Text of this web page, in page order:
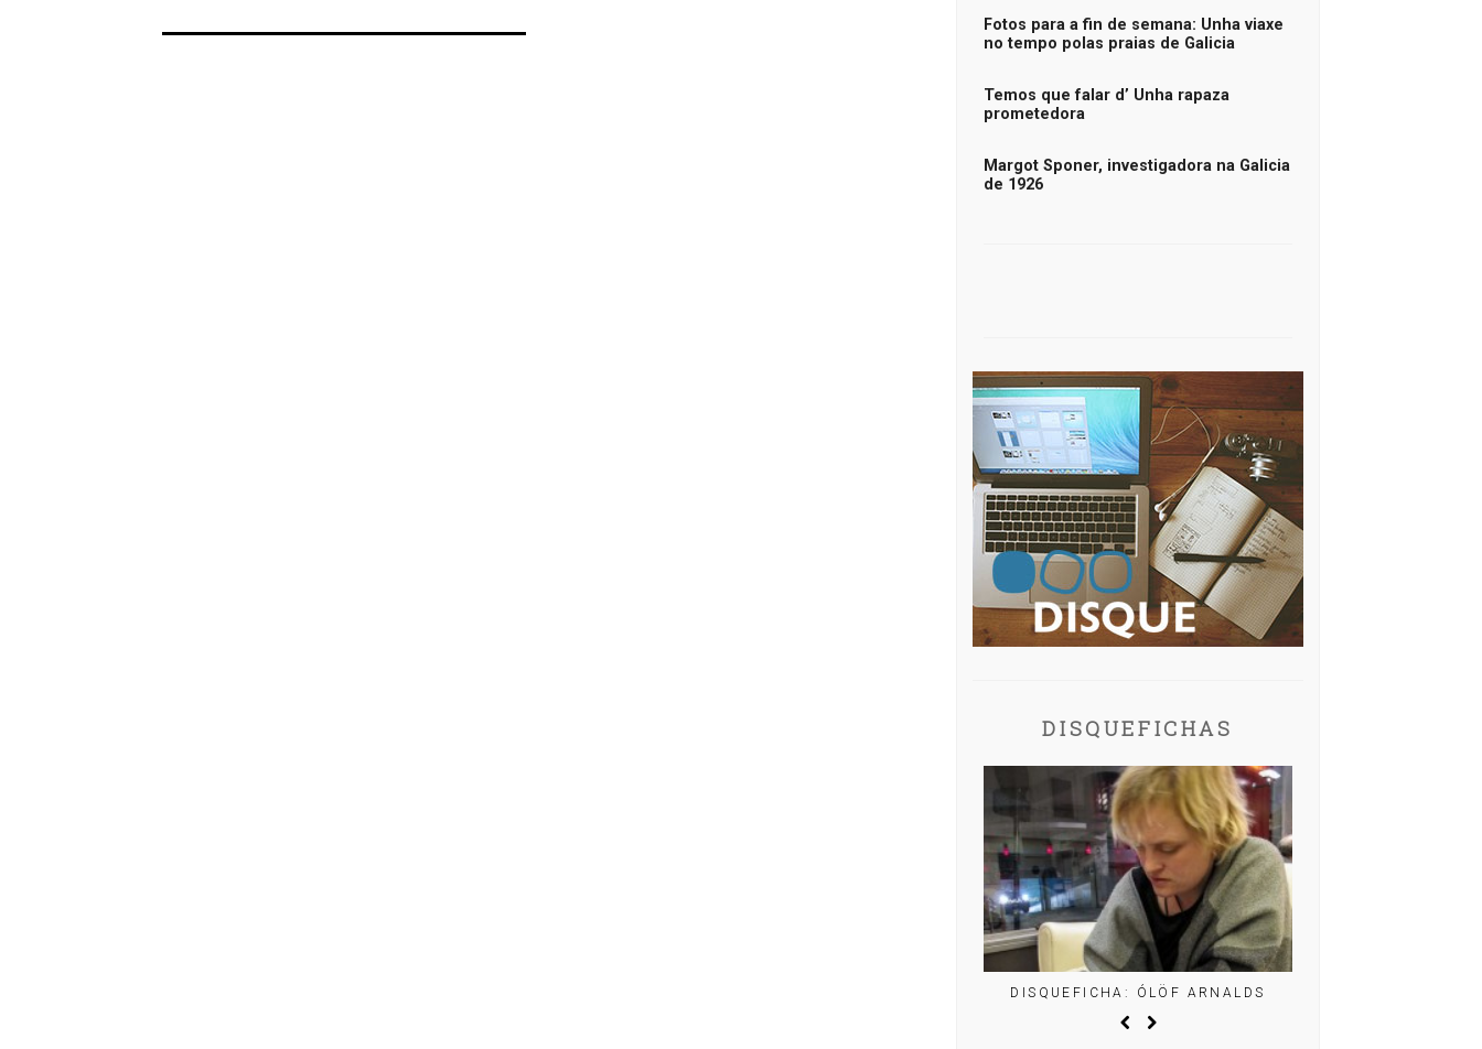
Fotos para a fin de semana: Unha viaxe
no tempo polas praias de Galicia
Temos que falar d’ Unha rapaza
prometedora
Margot Sponer, investigadora na Galicia
de 1926
DISQUEFICHAS
DISQUEFICHA: ÓLÖF ARNALDS